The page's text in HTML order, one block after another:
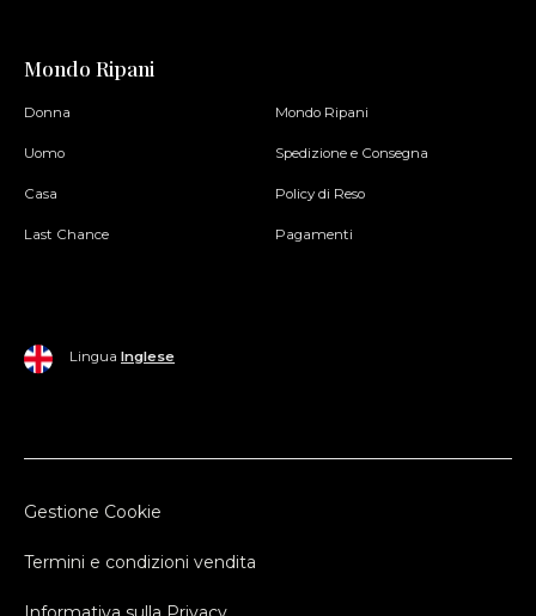
Mondo Ripani
Donna
Uomo
Casa
Last Chance
Mondo Ripani
Spedizione e Consegna
Policy di Reso
Pagamenti
Lingua Inglese
Gestione Cookie
Termini e condizioni vendita